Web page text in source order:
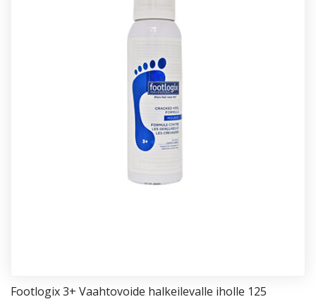
Foot­lo­gix 3+ Vaah­to­voi­de hal­kei­le­val­le ihol­le 125